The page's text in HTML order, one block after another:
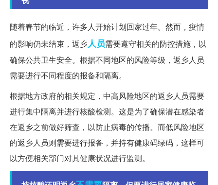
随着春节的临近，许多人开始计划回家过年。然而，疫情
的影响仍未结束，返乡人员需要遵守相关的防控措施，以
确保公共卫生安全。根据不同地区的风险等级，返乡人员
需要进行不同程度的报备和隔离。
根据地方政府的相关规定，中高风险地区的返乡人员需要
进行集中隔离并进行核酸检测。这是为了确保潜在感染者
在返乡之前做好筛查，以防止病毒的传播。而低风险地区
的返乡人员则需要进行报备，并持有健康码绿码，这样可
以方便相关部门对其健康状况进行监测。